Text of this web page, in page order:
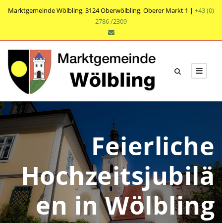
Marktgemeinde Wölbling, 3124 Oberwölbling, Oberer Markt 1 | +43 (0)
2786 /2309
Feierliche
Hochzeitsjubilä
en in Wölbling